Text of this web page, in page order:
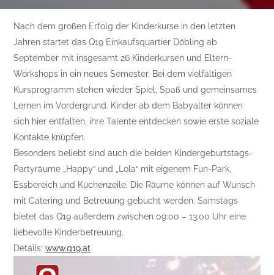
Nach dem großen Erfolg der Kinderkurse in den letzten
Jahren startet das Q19 Einkaufsquartier Döbling ab
September mit insgesamt 26 Kinderkursen und Eltern-
Workshops in ein neues Semester. Bei dem vielfältigen
Kursprogramm stehen wieder Spiel, Spaß und gemeinsames
Lernen im Vordergrund. Kinder ab dem Babyalter können
sich hier entfalten, ihre Talente entdecken sowie erste soziale
Kontakte knüpfen.
Besonders beliebt sind auch die beiden Kindergeburtstags-
Partyräume „Happy“ und „Lola“ mit eigenem Fun-Park,
Essbereich und Küchenzeile. Die Räume können auf Wunsch
mit Catering und Betreuung gebucht werden. Samstags
bietet das Q19 außerdem zwischen 09:00 – 13:00 Uhr eine
liebevolle Kinderbetreuung.
Details:www.q19.at